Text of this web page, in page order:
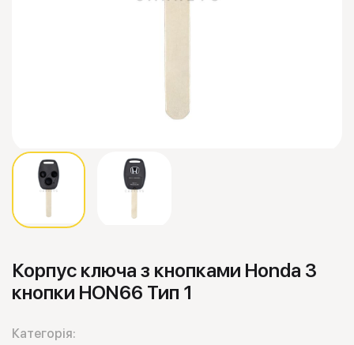
Корпус ключа з кнопками Honda 3
кнопки HON66 Тип 1
Категорія: